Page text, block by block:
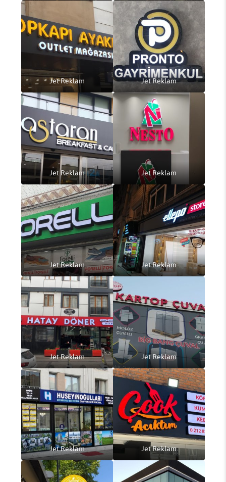
Jet Reklam Jet Reklam
Jet Reklam Jet Reklam
Jet Reklam Jet Reklam
Jet Reklam Jet Reklam
Jet Reklam Jet Reklam